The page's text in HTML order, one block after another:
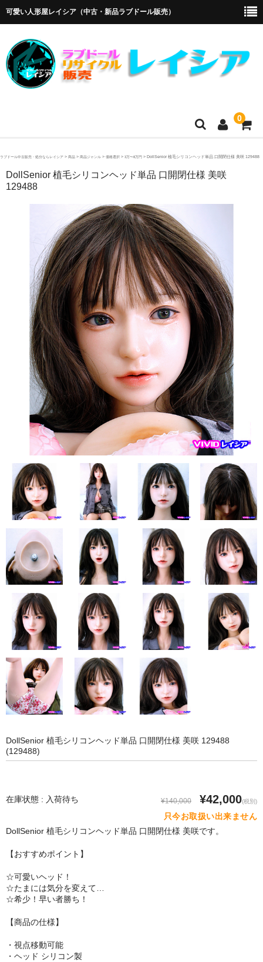
可愛い人形屋レイシア（中古・新品ラブドール販売）
0
ホーム
メーカー・販売代理店
アルテトキオ
フレンド技研（ミクロメイド）
人造人RZR DOLL
Sanhui Doll
Sino DOLL
XYcolo Doll
WM DOLL
CAT DOLL
KISS DOLL
DOLLHOUSE168
JY DOLL
eles
DOLL4EVER
アップルトレーディングカンパニー
KUMA STORE
ベルドール東京
ラモンドール
パーフェクトボディ
NF DOLL
SM Doll
CRYSTAL DOLL
COSDOLL
Rabudoll
ラブドール中古販売・処分ならレイシア > 商品 > 商品ジャンル > 価格選択 > 3万〜8万円 > DollSenior 植毛シリコンヘッド単品 口開閉仕様 美咲 129488
DollSenior 植毛シリコンヘッド単品 口開閉仕様 美咲
129488
DollSenior 植毛シリコンヘッド単品 口開閉仕様 美咲 129488
(129488)
在庫状態 : 入荷待ち ¥140,000 ¥42,000(税別)
只今お取扱い出来ません
DollSenior 植毛シリコンヘッド単品 口開閉仕様 美咲です。
【おすすめポイント】
☆可愛いヘッド！
☆たまには気分を変えて…
☆希少！早い者勝ち！
【商品の仕様】
・視点移動可能
・ヘッド シリコン製